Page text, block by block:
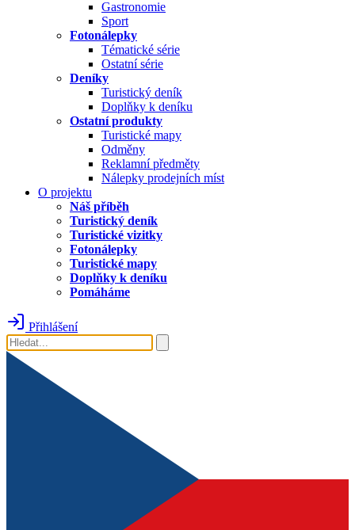
Gastronomie
Sport
Fotonálepky
Tématické série
Ostatní série
Deníky
Turistický deník
Doplňky k deníku
Ostatní produkty
Turistické mapy
Odměny
Reklamní předměty
Nálepky prodejních míst
O projektu
Náš příběh
Turistický deník
Turistické vizitky
Fotonálepky
Turistické mapy
Doplňky k deníku
Pomáháme
Přihlášení